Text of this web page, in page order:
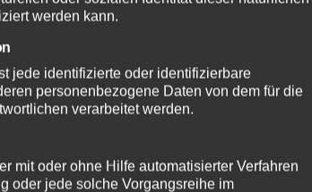
werden kann.
jede identifizierte oder identifizierbare
personenbezogene Daten von dem für die
verarbeitet werden.
mit oder ohne Hilfe automatisierter Verfahren
oder jede solche Vorgangsreihe im